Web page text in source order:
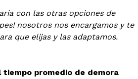
con las otras opciones de
nosotros nos encargamos y te
que elijas y las adaptamos.
promedio de demora